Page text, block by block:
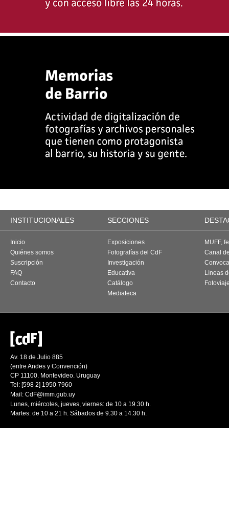
INSTITUCIONALES SECCIONES
Inicio
Quiénes somos
Suscripción
FAQ
Contacto
Exposiciones
Fotografías del CdF
Investigación
Educativa
Catálogo
Mediateca
MUFF,
Canal
Líneas
Av. 18 de Julio 885
(entre Andes y Convención)
CP 11100. Montevideo. Uruguay
Tel: [598 2] 1950 7960
Mail: CdF@imm.gub.uy
Lunes, miércoles, jueves, viernes: de 10 a 19.30 h.
Martes: de 10 a 21 h. Sábados de 9.30 a 14.30 h.